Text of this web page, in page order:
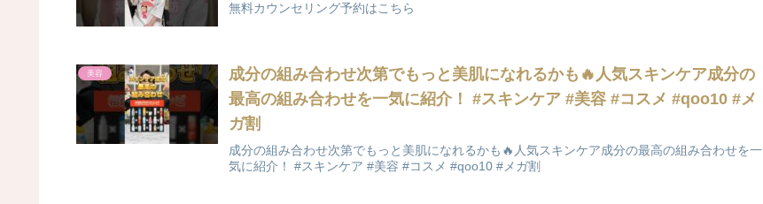
無料カウンセリング予約はこちら
美容
成分の組み合わせ次第でもっと美肌になれるかも🔥人気スキンケア成分の
最高の組み合わせを一気に紹介！ #スキンケア #美容 #コスメ #qoo10 #メ
ガ割
成分の組み合わせ次第でもっと美肌になれるかも🔥人気スキンケア成分の最高の組み合わせを一
気に紹介！ #スキンケア #美容 #コスメ #qoo10 #メガ割